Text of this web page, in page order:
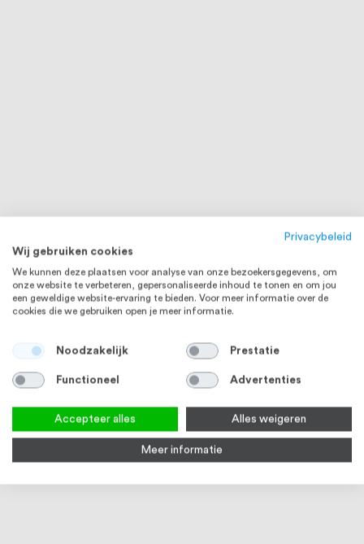
Privacybeleid
Wij gebruiken cookies
We kunnen deze plaatsen voor analyse van onze bezoekersgegevens, om
onze website te verbeteren, gepersonaliseerde inhoud te tonen en om jou
een geweldige website-ervaring te bieden. Voor meer informatie over de
cookies die we gebruiken open je meer informatie.
Noodzakelijk Prestatie
Functioneel Advertenties
Accepteer alles Alles weigeren
Meer informatie